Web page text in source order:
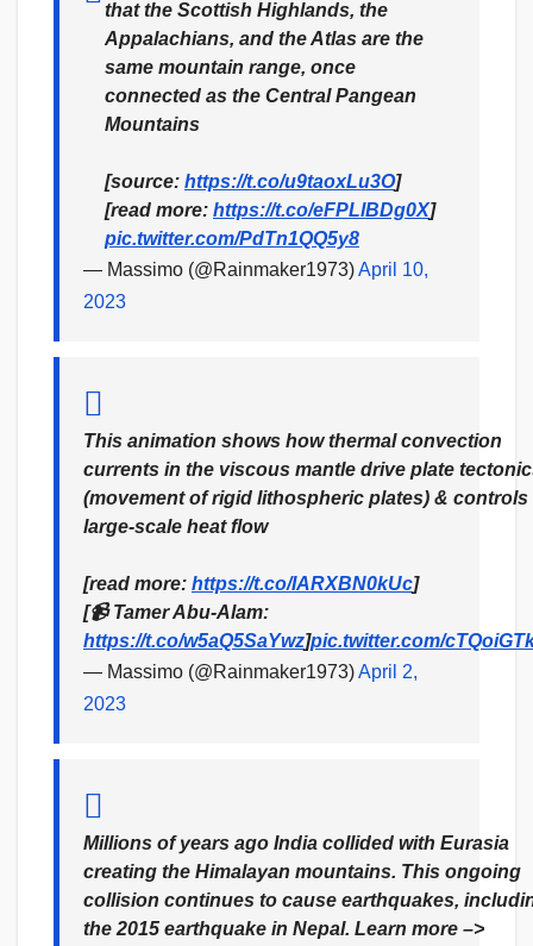
that the Scottish Highlands, the
Appalachians, and the Atlas are the
same mountain range, once
connected as the Central Pangean
Mountains
[source: https://t.co/u9taoxLu3O]
[read more: https://t.co/eFPLlBDg0X]
pic.twitter.com/PdTn1QQ5y8
— Massimo (@Rainmaker1973)April 10,
2023
This animation shows how thermal convection
currents in the viscous mantle drive plate
(movement of rigid lithospheric plates) & controls
large-scale heat flow
[read more: https://t.co/IARXBN0kUc]
[📹 Tamer Abu-Alam:
https://t.co/w5aQ5SaYwz]pic.twitter.com/
— Massimo (@Rainmaker1973)April 2,
2023
Millions of years ago India collided with Eurasia
creating the Himalayan mountains. This ongoing
collision continues to cause earthquakes,
the 2015 earthquake in Nepal. Learn more –>